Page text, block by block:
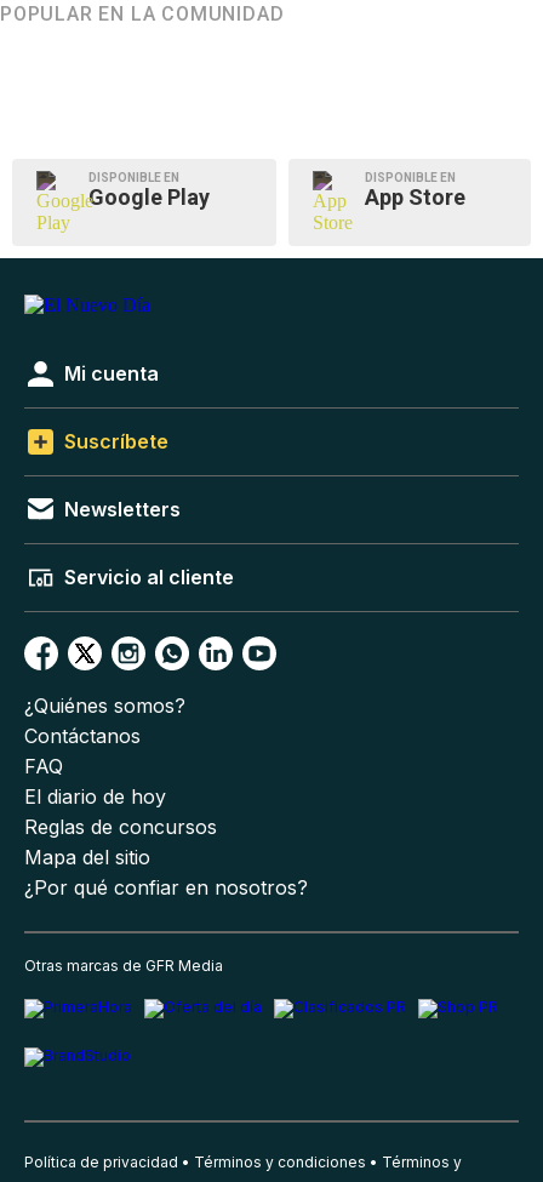
POPULAR EN LA COMUNIDAD
DISPONIBLE EN
Google Play
DISPONIBLE EN
App Store
Mi cuenta
Suscríbete
Newsletters
Servicio al cliente
¿Quiénes somos?
Contáctanos
FAQ
El diario de hoy
Reglas de concursos
Mapa del sitio
¿Por qué confiar en nosotros?
Otras marcas de GFR Media
Política de privacidad Términos y condiciones Términos y